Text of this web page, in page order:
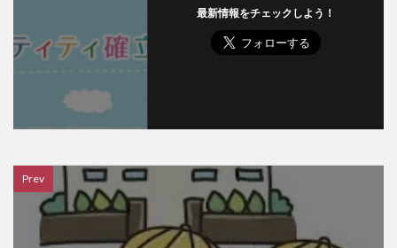
最新情報をチェックしよう！
Prev